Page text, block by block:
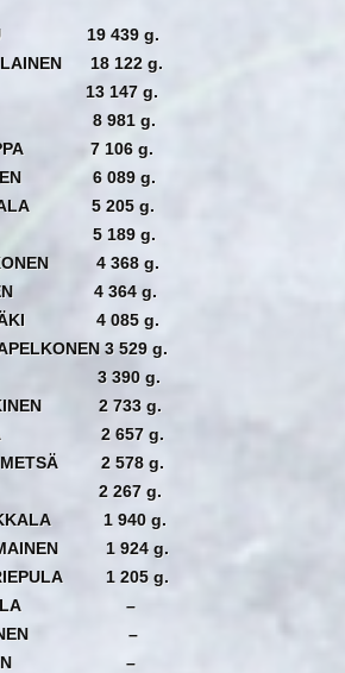
19 439 g.
18 122 g.
13 147 g.
8 981 g.
7 106 g.
6 089 g.
5 205 g.
5 189 g.
4 368 g.
4 364 g.
4 085 g.
3 529 g.
3 390 g.
2 733 g.
2 657 g.
2 578 g.
2 267 g.
1 940 g.
1 924 g.
RIEPULA 1 205 g.
JAKKILA –
–
–